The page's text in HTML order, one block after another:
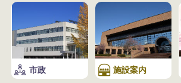
市政 施設案内